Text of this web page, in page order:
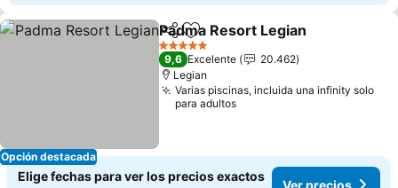
Opción destacada
CompartirAgregar a favoritos
Padma Resort Legian
5 Estrellas
9,6 Excelente
20.462
Legian
Varias piscinas, incluida una infinity solo
para adultos
Elige fechas para ver los precios exactos
Ver precios